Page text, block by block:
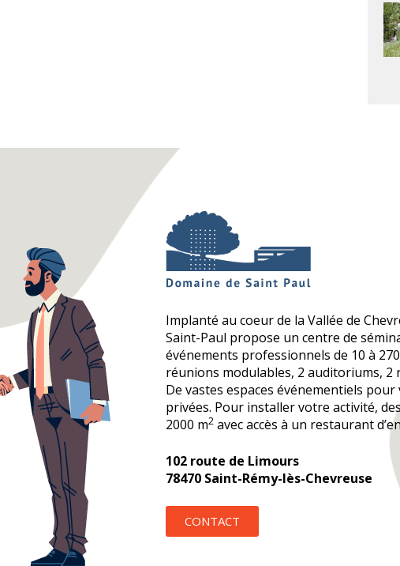
Implanté au coeur de la Vallée de
Saint-Paul propose un centre de
événements professionnels de 10 à
réunions modulables, 2 auditoriums, 2
De vastes espaces événementiels
privées. Pour installer votre activité,
2000 m2 avec accès à un restaurant
102 route de Limours
78470 Saint-Rémy-lès-Chevreuse
CONTACT